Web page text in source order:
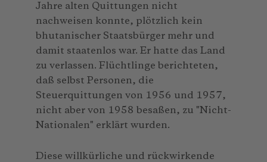
Jahre alten Quittungen nicht
nachweisen konnte, plötzlich kein
bhutanischer Staatsbürger mehr und
damit staatenlos war. Er hatte das Land
zu verlassen. Flüchtlinge berichteten,
daß selbst Personen, die
Steuerquittungen von 1956 und 1957,
nicht aber von 1958 besaßen, zu "Nicht-
Nationalen" erklärt wurden.
Diese willkürliche und rückwirkende